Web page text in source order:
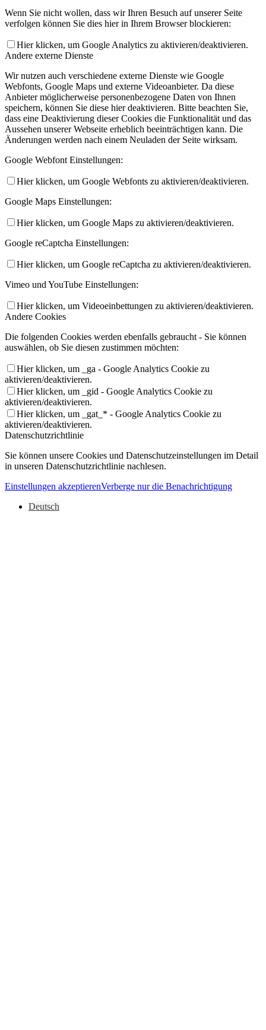
Wenn Sie nicht wollen, dass wir Ihren Besuch auf unserer Seite
verfolgen können Sie dies hier in Ihrem Browser blockieren:
Hier klicken, um Google Analytics zu aktivieren/deaktivieren.
Andere externe Dienste
Wir nutzen auch verschiedene externe Dienste wie Google
Webfonts, Google Maps und externe Videoanbieter. Da diese
Anbieter möglicherweise personenbezogene Daten von Ihnen
speichern, können Sie diese hier deaktivieren. Bitte beachten Sie,
dass eine Deaktivierung dieser Cookies die Funktionalität und das
Aussehen unserer Webseite erheblich beeinträchtigen kann. Die
Änderungen werden nach einem Neuladen der Seite wirksam.
Google Webfont Einstellungen:
Hier klicken, um Google Webfonts zu aktivieren/deaktivieren.
Google Maps Einstellungen:
Hier klicken, um Google Maps zu aktivieren/deaktivieren.
Google reCaptcha Einstellungen:
Hier klicken, um Google reCaptcha zu aktivieren/deaktivieren.
Vimeo und YouTube Einstellungen:
Hier klicken, um Videoeinbettungen zu aktivieren/deaktivieren.
Andere Cookies
Die folgenden Cookies werden ebenfalls gebraucht - Sie können
auswählen, ob Sie diesen zustimmen möchten:
Hier klicken, um _ga - Google Analytics Cookie zu
aktivieren/deaktivieren.
Hier klicken, um _gid - Google Analytics Cookie zu
aktivieren/deaktivieren.
Hier klicken, um _gat_* - Google Analytics Cookie zu
aktivieren/deaktivieren.
Datenschutzrichtlinie
Sie können unsere Cookies und Datenschutzeinstellungen im Detail
in unseren Datenschutzrichtlinie nachlesen.
Einstellungen akzeptierenVerberge nur die Benachrichtigung
Deutsch